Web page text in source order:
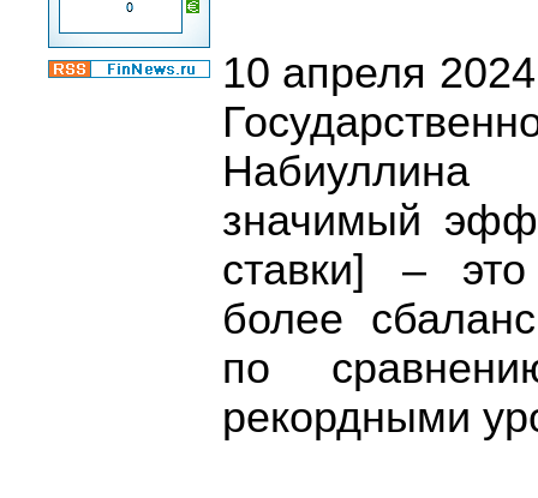
10 апреля
значимый
ставки] –
более
по
рекордными